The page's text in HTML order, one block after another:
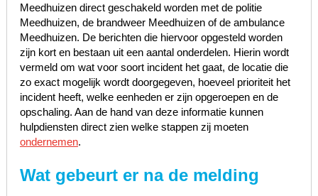
Meedhuizen direct geschakeld worden met de politie
Meedhuizen, de brandweer Meedhuizen of de ambulance
Meedhuizen. De berichten die hiervoor opgesteld worden
zijn kort en bestaan uit een aantal onderdelen. Hierin wordt
vermeld om wat voor soort incident het gaat, de locatie die
zo exact mogelijk wordt doorgegeven, hoeveel prioriteit het
incident heeft, welke eenheden er zijn opgeroepen en de
opschaling. Aan de hand van deze informatie kunnen
hulpdiensten direct zien welke stappen zij moeten
ondernemen.
Wat gebeurt er na de melding